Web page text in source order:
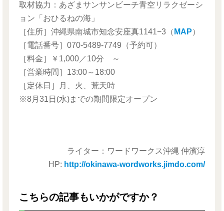
取材協力：あざまサンサンビーチ青空リラクゼーシ
ョン「おひるねの海」
［住所］沖縄県南城市知念安座真1141−3（ MAP）
［電話番号］070-5489-7749（予約可）
［料金］￥1,000／10分 ～
［営業時間］13:00～18:00
［定休日］月、火、荒天時
※8月31日(水)までの期間限定オープン
ライター：ワードワークス沖縄 仲濱淳
HP: http://okinawa-wordworks.jimdo.com/
こちらの記事もいかがですか？